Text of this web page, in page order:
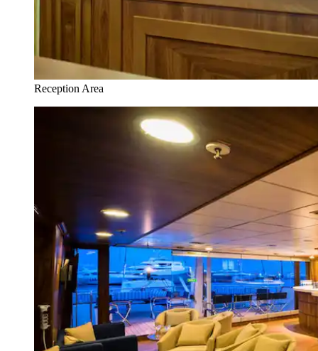
Reception Area